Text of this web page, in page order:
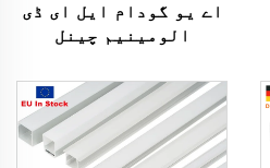
اے یو گودام ایل ای ڈی
الومینیم چینل
ماونٹڈ سینما پروفائل
لائٹ آؤٹ ڈور سٹیپ لائٹس
ایل ای ڈی اسٹرپ
الومینیم پروفائل